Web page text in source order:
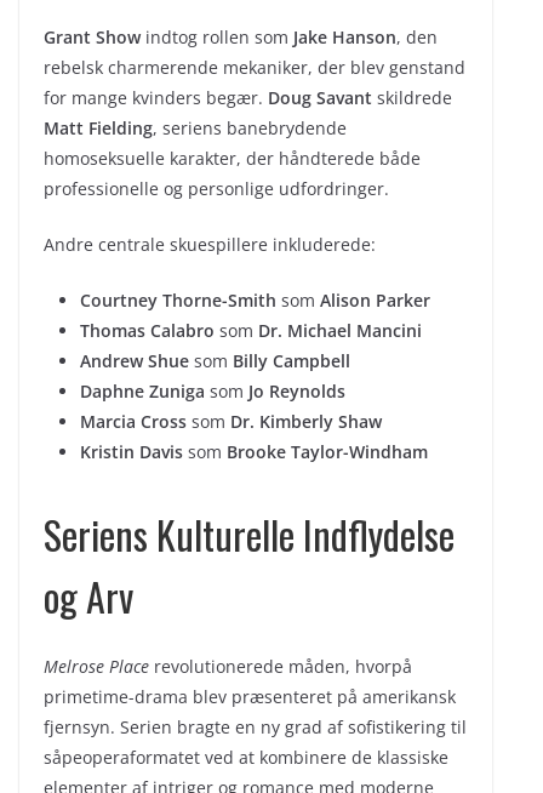
Grant Showindtog rollen som Jake Hanson, den
rebelsk charmerende mekaniker, der blev genstand
for mange kvinders begær. Doug Savant skildrede
Matt Fielding, seriens banebrydende
homoseksuelle karakter, der håndterede både
professionelle og personlige udfordringer.
Andre centrale skuespillere inkluderede:
Courtney Thorne-Smith som Alison Parker
Thomas Calabro som Dr. Michael Mancini
Andrew Shue som Billy Campbell
Daphne Zuniga som Jo Reynolds
Marcia Cross som Dr. Kimberly Shaw
Kristin Davis som Brooke Taylor-Windham
Seriens Kulturelle Indflydelse
og Arv
Melrose Place revolutionerede måden, hvorpå
primetime-drama blev præsenteret på amerikansk
fjernsyn. Serien bragte en ny grad af sofistikering til
såpeoperaformatet ved at kombinere de klassiske
elementer af intriger og romance med moderne